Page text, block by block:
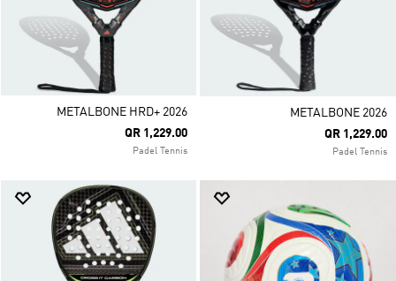
METALBONE 2026
QR 1,229.00
Padel Tennis
METALBONE HRD+ 2026
QR 1,229.00
Padel Tennis